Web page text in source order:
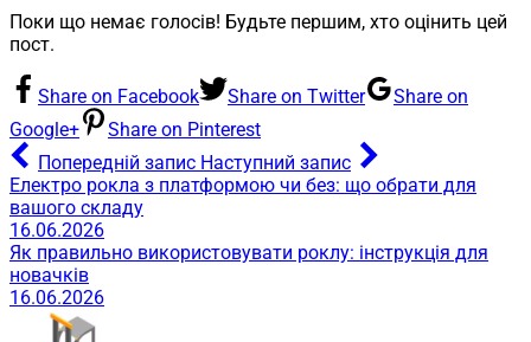
Поки що немає голосів! Будьте першим, хто оцінить цей
пост.
Share on Facebook Share on Twitter
Share on
Google+
Share on Pinterest
Попередній запис Наступний запис
Електро рокла з платформою чи без: що обрати для
вашого складу
16.06.2026
Як правильно використовувати роклу: інструкція для
новачків
16.06.2026